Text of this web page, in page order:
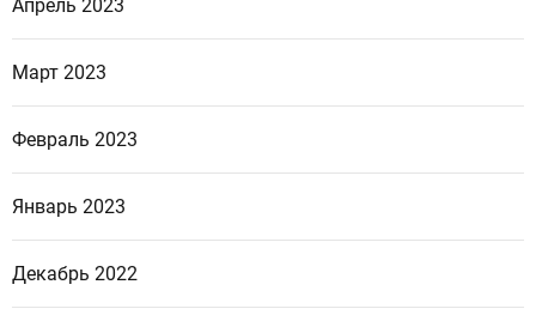
Апрель 2023
Март 2023
Февраль 2023
Январь 2023
Декабрь 2022